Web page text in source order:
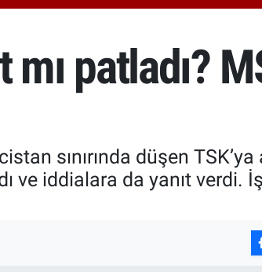
BITCOIN
64.360,53
%-0.76
patladı?
sınırında düşen
ve iddialara da yanıt verdi.